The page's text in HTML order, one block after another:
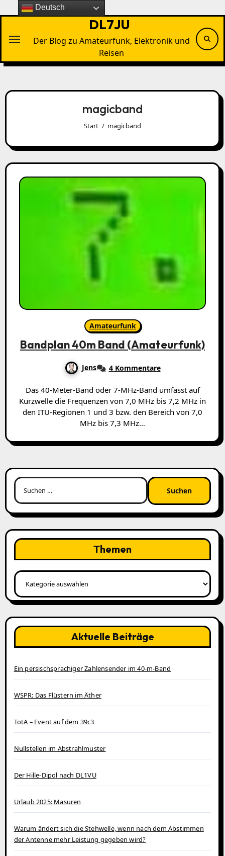
Inhalten
DL7JU
Der Blog zu Amateurfunk, Elektronik und
Reisen
magicband
Start magicband
Amateurfunk
Bandplan 40m Band (Amateurfunk)
Jens 4 Kommentare
Das 40-Meter-Band oder 7-MHz-Band umfasst auf
Kurzwelle die Frequenzen von 7,0 MHz bis 7,2 MHz in
den ITU-Regionen 1 und 3 bzw. den Bereich von 7,0
MHz bis 7,3 MHz…
Suchen
nach:
Themen
Themen
Aktuelle Beiträge
Ein persischsprachiger Zahlensender im 40‑m‑Band
WSPR: Das Flüstern im Äther
TotA – Event auf dem 39c3
Nullstellen im Abstrahlmuster
Der Hille-Dipol nach DL1VU
Urlaub 2025: Masuren
Warum ändert sich die Stehwelle, wenn nach dem Abstimmen
der Antenne mehr Leistung gegeben wird?
Deutsch